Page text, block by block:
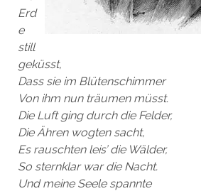
Erd
e
still
geküsst,
Dass sie im Blütenschimmer
Von ihm nun träumen müsst.
Die Luft ging durch die Felder,
Die Ähren wogten sacht,
Es rauschten leis’ die Wälder,
So sternklar war die Nacht.
Und meine Seele spannte